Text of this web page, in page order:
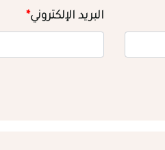
البريد الإلكتروني*